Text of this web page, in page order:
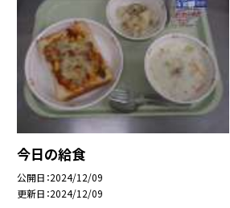
今日の給食
公開日 2024/12/09
更新日 2024/12/09